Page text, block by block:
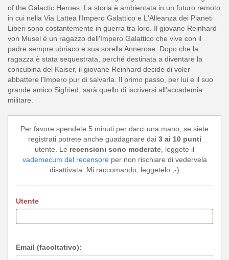
of the Galactic Heroes. La storia è ambientata in un futuro remoto
in cui nella Via Lattea l'Impero Galattico e L'Alleanza dei Pianeti
Liberi sono costantemente in guerra tra loro. Il giovane Reinhard
von Musel è un ragazzo dell'Impero Galattico che vive con il
padre sempre ubriaco e sua sorella Annerose. Dopo che la
ragazza è stata sequestrata, perché destinata a diventare la
concubina del Kaiser, il giovane Reinhard decide di voler
abbattere l'Impero pur di salvarla. Il primo passo, per lui e il suo
grande amico Sigfried, sarà quello di iscriversi all'accademia
militare.
Per favore spendete 5 minuti per darci una mano, se siete
registrati potrete anche guadagnare dai 3 ai 10 punti
utente. Le recensioni sono moderate, leggete il
vademecum del recensoreper non rischiare di vedervela
disattivata. Mi raccomando, leggetelo ;-)
Utente
Email (facoltativo):